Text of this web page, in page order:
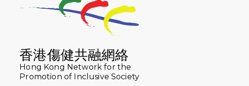
香港傷健共融網絡
Hong Kong Network for the
Promotion of Inclusive Society